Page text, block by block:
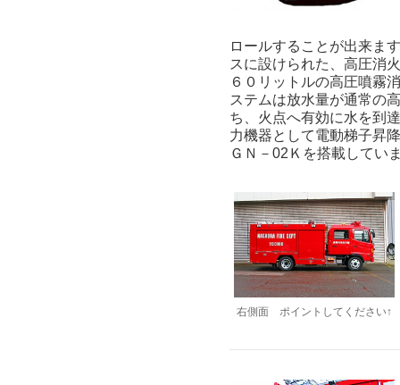
ロールすることが出来ま
スに設けられた、高圧消
６０リットルの高圧噴霧
ステムは放水量が通常の
ち、火点へ有効に水を到
力機器として電動梯子昇
ＧＮ－02Ｋを搭載してい
右側面 ポイントしてください↑